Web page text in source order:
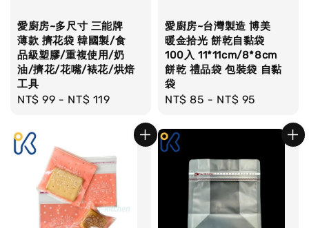
愛廚房~多尺寸 三能牌
薄款 擠花袋 韓國製/食
品級塑膠/重複使用/奶
油/擠花/花嘴/裱花/烘焙
工具
Regular
NT$ 99 - NT$ 119
愛廚房~台灣製造 博美
暖金拾光 餅乾自黏袋
100入 11*11cm/8*8cm
餅乾 禮品袋 包裝袋 自黏
袋
Regular
NT$ 85 - NT$ 95